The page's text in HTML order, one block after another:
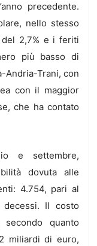
precedente.
nello stesso
2,7% e i feriti
più basso di
Andria-Trani, con
con il maggior
che ha contato
e settembre,
dovuta alle
4.754, pari al
Il costo
quanto
miliardi di euro,